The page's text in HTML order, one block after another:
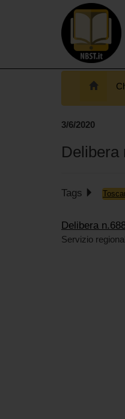
3/6/2020
Delibera
Tags
Delibera
Servizio